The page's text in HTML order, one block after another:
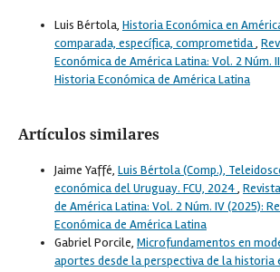
Luis Bértola, Historia Económica en
comparada, específica, comprometida,
Económica de América Latina: Vol. 2 Núm.
Historia Económica de América Latina
Artículos similares
Jaime Yaffé, Luis Bértola (Comp.),
económica del Uruguay. FCU, 2024,
de América Latina: Vol. 2 Núm. IV (2025):
Económica de América Latina
Gabriel Porcile, Microfundamentos en
aportes desde la perspectiva de la historia